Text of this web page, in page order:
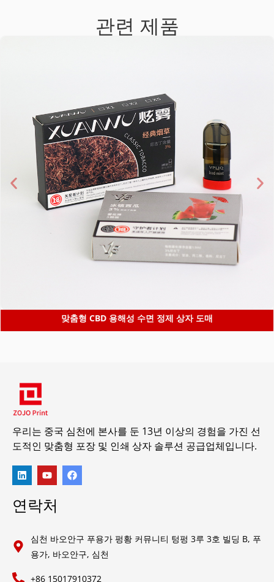
관련 제품
맞춤형 CBD 용해성 수면 정제 상자 도매
우리는 중국 심천에 본사를 둔 13년 이상의 경험을 가진 선
도적인 맞춤형 포장 및 인쇄 상자 솔루션 공급업체입니다.
연락처
심천 바오안구 푸용가 펑황 커뮤니티 텅펑 3루 3호 빌딩 B, 푸
용가, 바오안구, 심천
+86 15017910372